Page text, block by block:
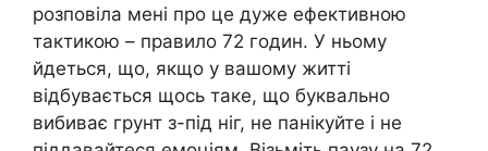
розповіла мені про це дуже ефективною
тактикою – правило 72 годин. У ньому
йдеться, що, якщо у вашому житті
відбувається щось таке, що буквально
вибиває грунт з-під ніг, не панікуйте і не